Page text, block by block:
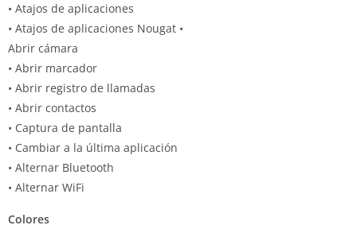
• Atajos de aplicaciones
• Atajos de aplicaciones Nougat •
Abrir cámara
• Abrir marcador
• Abrir registro de llamadas
• Abrir contactos
• Captura de pantalla
• Cambiar a la última aplicación
• Alternar Bluetooth
• Alternar WiFi
Colores